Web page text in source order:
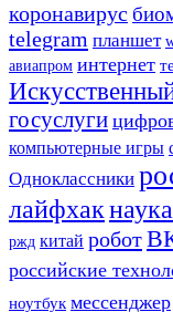
коронавирус
telegram планшет
авиапром интернет
госуслуги
компьютерные игры
Одноклассники
лайфхакнаука
ржд китай робот
российские
ноутбук мессенджер